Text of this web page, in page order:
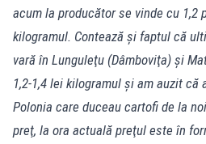
acum la producător se vinde cu 1,2
kilogramul. Contează şi faptul că
vară în Lunguleţu (Dâmboviţa) şi
1,2-1,4 lei kilogramul şi am auzit
Polonia care duceau cartofi de la
preţ, la ora actuală preţul este în